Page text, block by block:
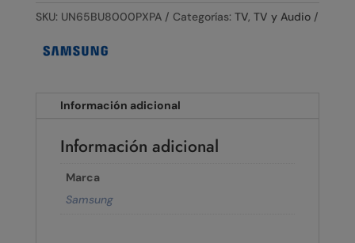
SKU: UN65BU8000PXPA Categorías: TV, TV y Audio
Información adicional
Información adicional
Marca
Samsung